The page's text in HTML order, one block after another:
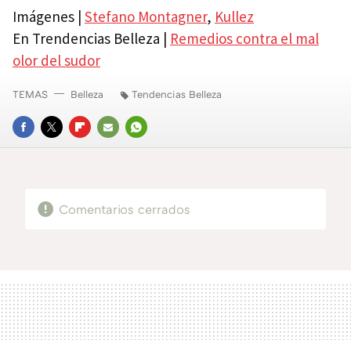
Imágenes | Stefano Montagner, Kullez
En Trendencias Belleza | Remedios contra el mal
olor del sudor
FACEBOOK
TWITTERFLIPBOARD
E-
WHATSAPP
TEMAS Belleza Tendencias Belleza
Comentarios cerrados